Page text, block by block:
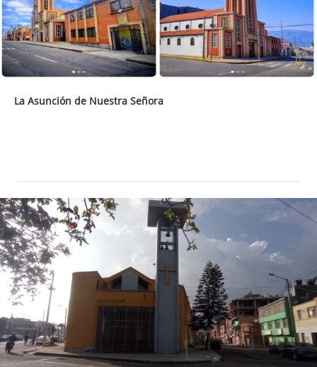
La Asunción de Nuestra Señora